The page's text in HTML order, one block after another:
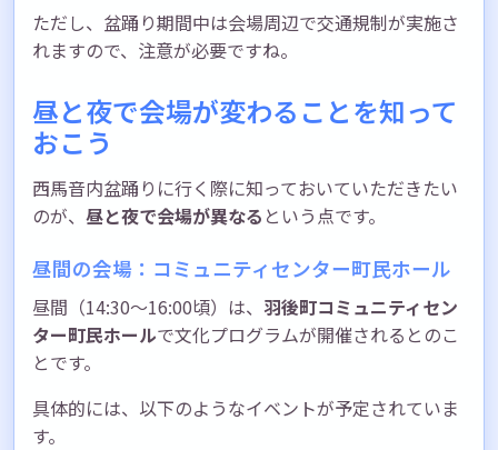
ただし、盆踊り期間中は会場周辺で交通規制が実施さ
れますので、注意が必要ですね。
昼と夜で会場が変わることを知って
おこう
西馬音内盆踊りに行く際に知っておいていただきたい
のが、 昼と夜で会場が異なる という点です。
昼間の会場：コミュニティセンター町民ホール
昼間（14:30～16:00頃）は、 羽後町コミュニティセン
ター町民ホールで文化プログラムが開催されるとのこ
とです。
具体的には、以下のようなイベントが予定されていま
す。